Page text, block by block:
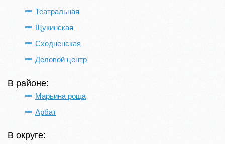
Театральная
Щукинская
Сходненская
Деловой центр
В районе:
Марьина роща
Арбат
В округе: